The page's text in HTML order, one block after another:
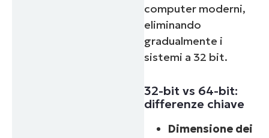
computer moderni,
eliminando
gradualmente i
sistemi a 32 bit.
32-bit vs 64-bit:
differenze chiave
Dimensione dei